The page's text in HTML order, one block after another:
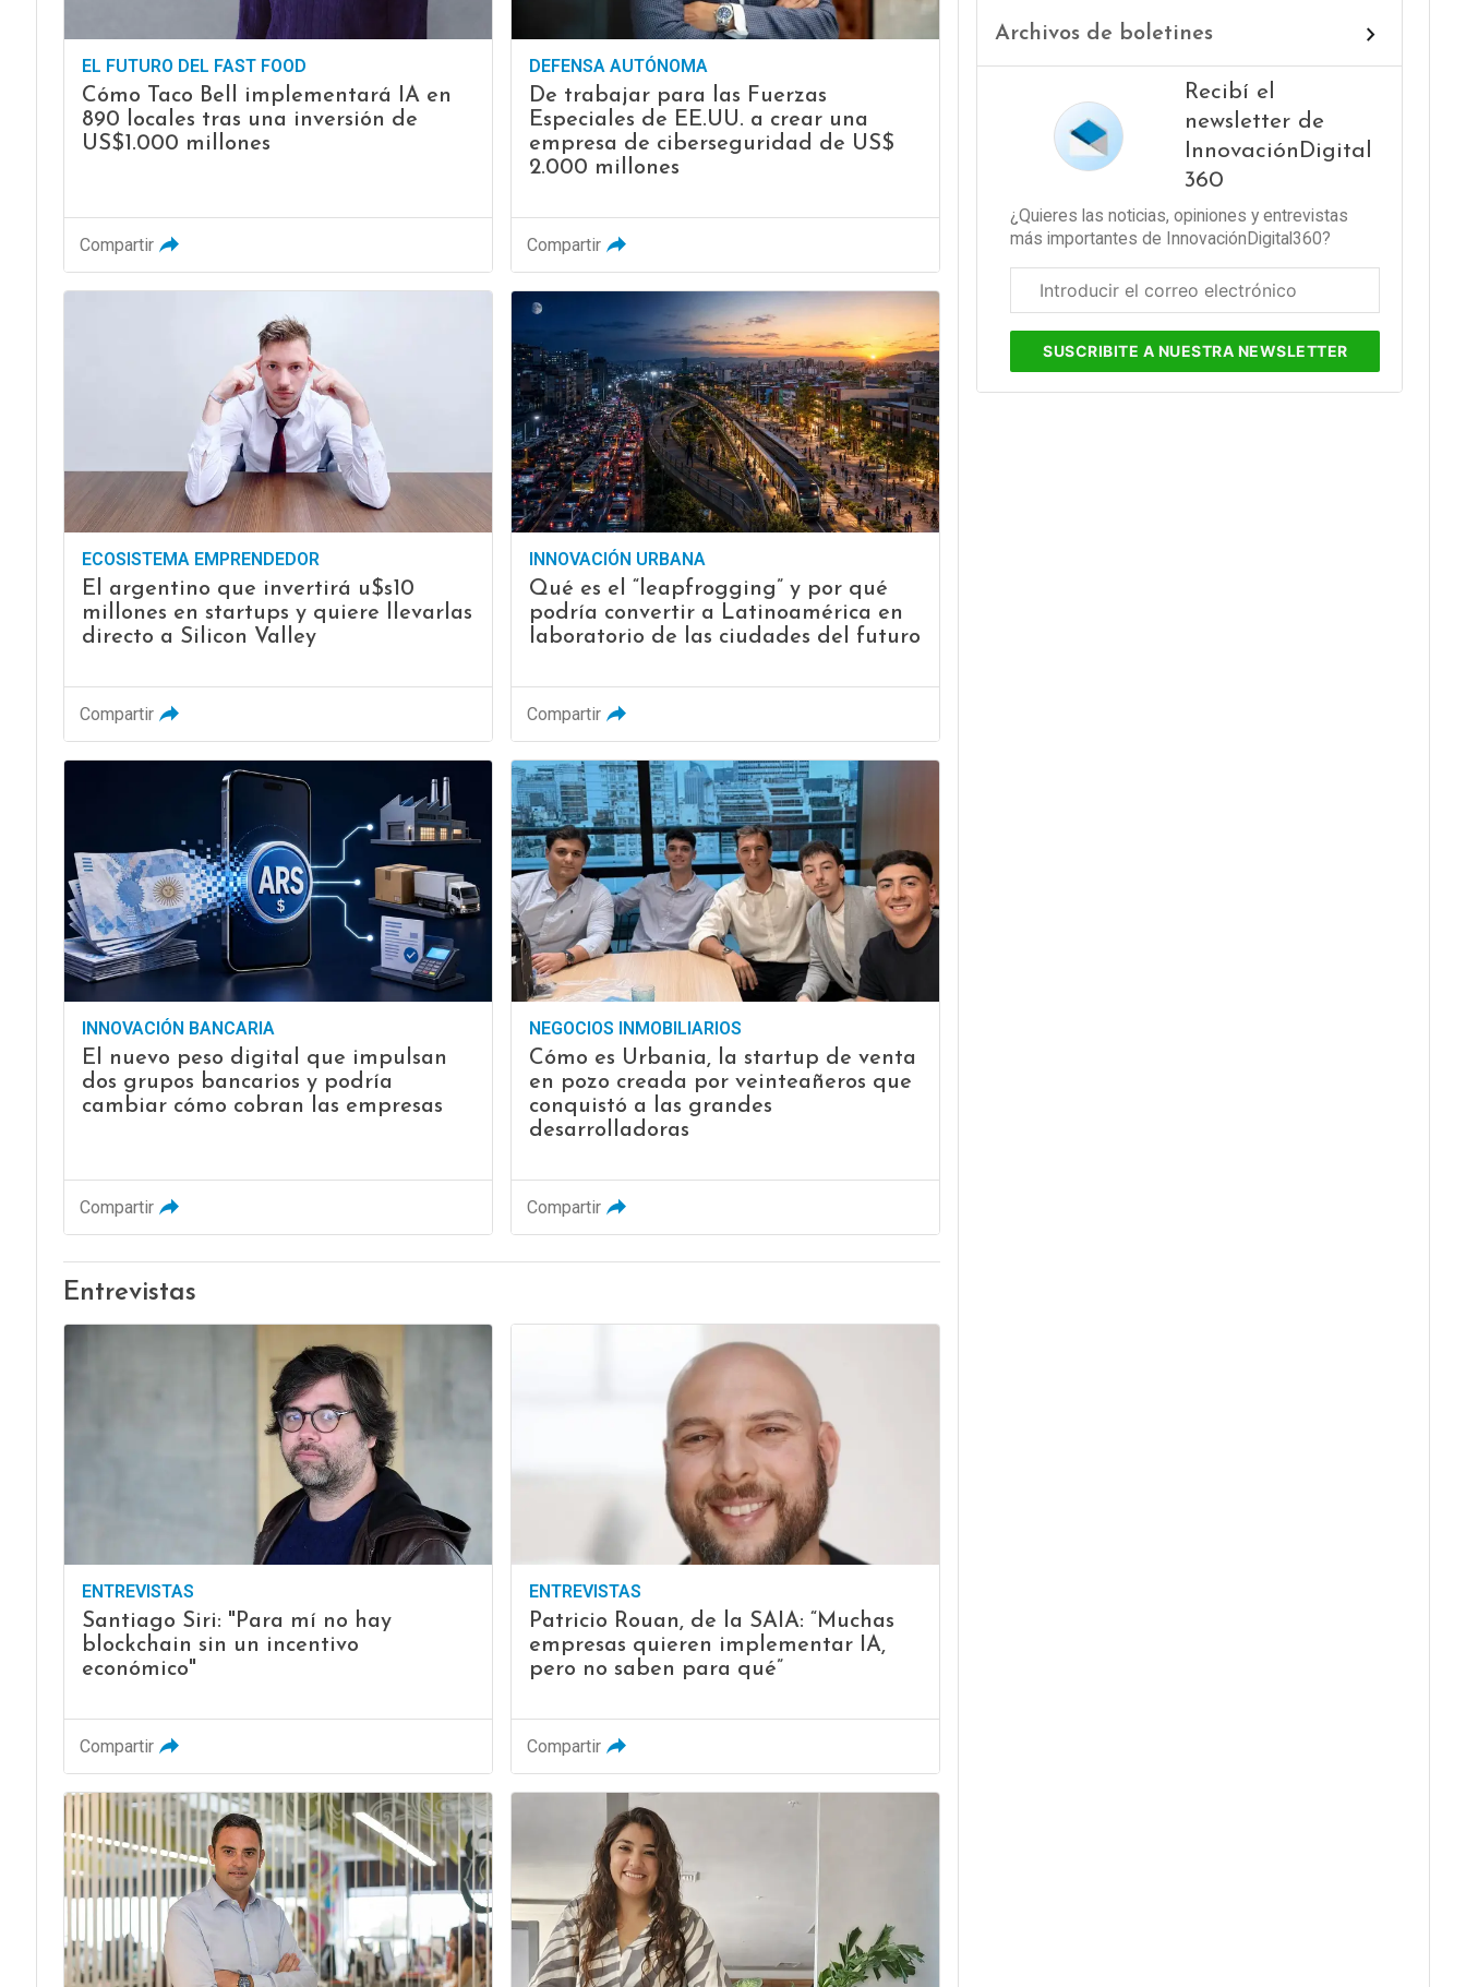
EL FUTURO DEL FAST FOOD
Cómo Taco Bell implementará IA en
890 locales tras una inversión de
US$1.000 millones
Compartir
DEFENSA AUTÓNOMA
De trabajar para las Fuerzas
Especiales de EE.UU. a crear una
empresa de ciberseguridad de US$
2.000 millones
Compartir
ECOSISTEMA EMPRENDEDOR
El argentino que invertirá u$s10
millones en startups y quiere llevarlas
directo a Silicon Valley
Compartir
INNOVACIÓN URBANA
Qué es el “leapfrogging” y por qué
podría convertir a Latinoamérica en
laboratorio de las ciudades del futuro
Compartir
INNOVACIÓN BANCARIA
El nuevo peso digital que impulsan
dos grupos bancarios y podría
cambiar cómo cobran las empresas
Compartir
NEGOCIOS INMOBILIARIOS
Cómo es Urbania, la startup de venta
en pozo creada por veinteañeros que
conquistó a las grandes
desarrolladoras
Compartir
Entrevistas
ENTREVISTAS
Santiago Siri: "Para mí no hay
blockchain sin un incentivo
económico"
Compartir
ENTREVISTAS
Patricio Rouan, de la SAIA: “Muchas
empresas quieren implementar IA,
pero no saben para qué”
Compartir
Archivos de boletines
Recibí el
newsletter de
InnovaciónDigital
360
¿Quieres las noticias, opiniones y entrevistas
más importantes de InnovaciónDigital360?
electrónico
SUSCRIBITE A NUESTRA NEWSLETTER